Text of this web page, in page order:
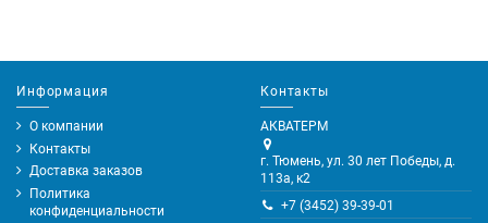
Информация
О компании
Контакты
Доставка заказов
Политика
конфиденциальности
Контакты
АКВАТЕРМ
г. Тюмень, ул. 30 лет Победы, д.
113а, к2
+7 (3452) 39-39-01